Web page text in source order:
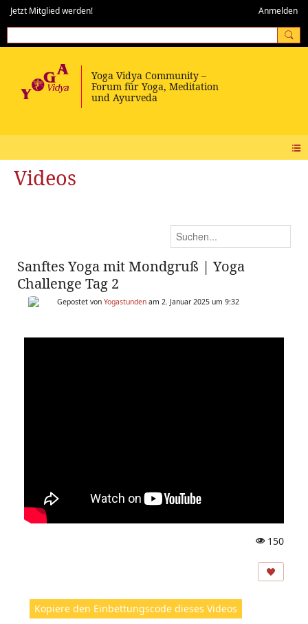
Jetzt Mitglied werden! Anmelden
Videos
Sanftes Yoga mit Mondgruß | Yoga
Challenge Tag 2
Gepostet von Yogastunden am 2. Januar 2025 um 9:32
ic
150
Kopiere den Einbettungscode dieses Videos